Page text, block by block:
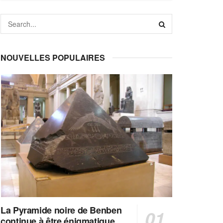
NOUVELLES POPULAIRES
La Pyramide noire de Benben